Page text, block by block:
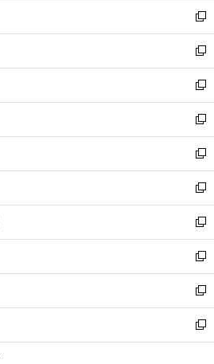
く
ィ
ン
ド
ウ
で
開
く
い
ウ
ィ
ン
ド
ウ
で
開
く
新
し
い
ウ
ィ
ン
ド
ウ
で
開
く
新
し
い
ウ
ィ
ン
ド
ウ
で
開
く
新
し
い
ウ
ィ
ン
ド
ウ
で
開
く
新
し
い
ウ
ィ
ン
ド
ウ
で
開
く
新
し
い
ウ
ィ
ン
ド
ウ
で
開
く
新
し
い
ウ
ィ
ン
ド
ウ
で
開
新
し
い
ウ
ィ
ン
ド
ウ
新
し
い
ウ
ィ
ン
新
し
い
ウ
新
し